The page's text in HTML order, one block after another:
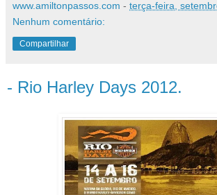
www.amiltonpassos.com - terça-feira,
Nenhum comentário:
Compartilhar
- Rio Harley Days 2012.